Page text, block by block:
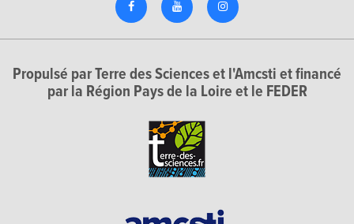
Propulsé par Terre des Sciences et l'Amcsti et financé
par la Région Pays de la Loire et le FEDER